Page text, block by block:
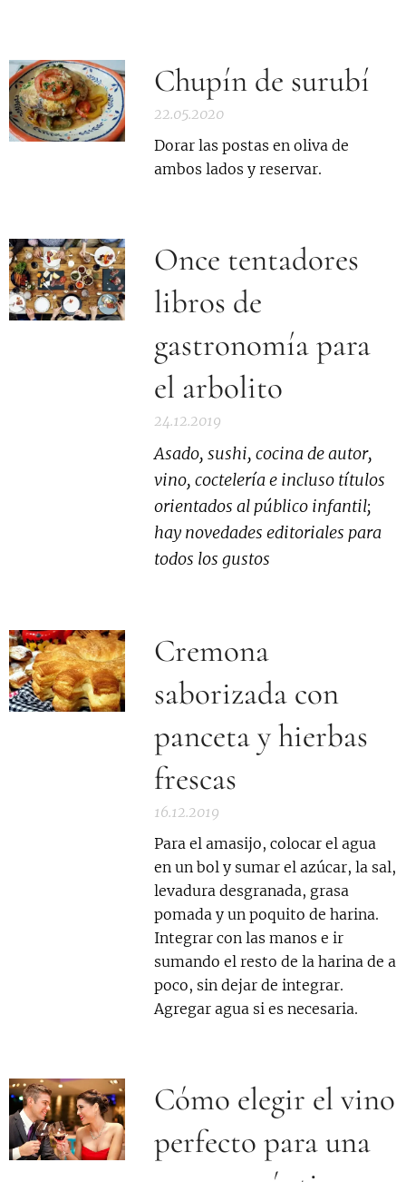
Chupín de surubí
22.05.2020
Dorar las postas en oliva de
ambos lados y reservar.
Once tentadores
libros de
gastronomía para
el arbolito
24.12.2019
Asado, sushi, cocina de autor,
vino, coctelería e incluso títulos
orientados al público infantil;
hay novedades editoriales para
todos los gustos
Cremona
saborizada con
panceta y hierbas
frescas
16.12.2019
Para el amasijo, colocar el agua
en un bol y sumar el azúcar, la sal,
levadura desgranada, grasa
pomada y un poquito de harina.
Integrar con las manos e ir
sumando el resto de la harina de a
poco, sin dejar de integrar.
Agregar agua si es necesaria.
Cómo elegir el vino
perfecto para una